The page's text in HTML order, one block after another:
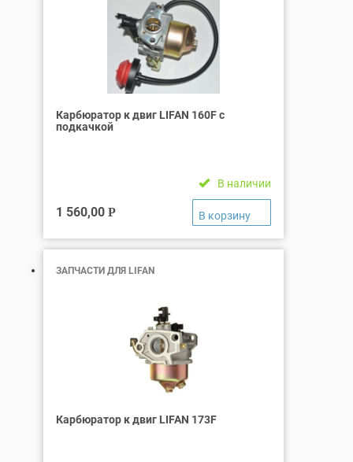
Карбюратор к двиг LIFAN 160F с
подкачкой
В наличии
1 560,00 Р
ЗАПЧАСТИ ДЛЯ LIFAN
Карбюратор к двиг LIFAN 173F